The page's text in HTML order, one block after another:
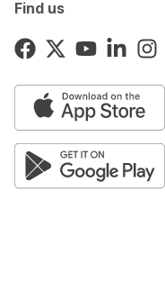
Find us
"Ja se ne bih
ovakvog
naročiti pad se
sezonalnosti
visok. Druga
smanjuje, dakle
broja
Vasić naglašava
Podatak o
2024. godinu
će u 2025. to